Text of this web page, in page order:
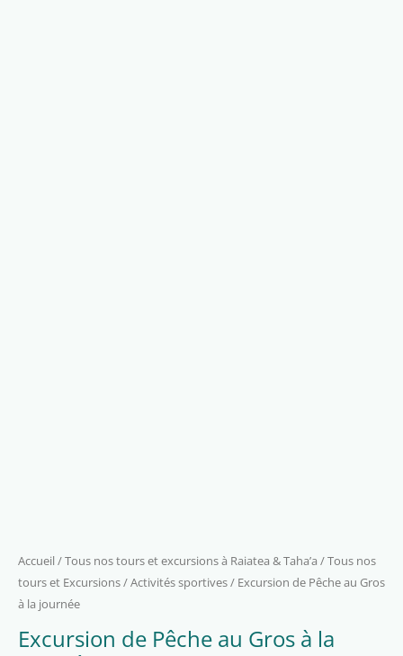
Accueil /Tous nos tours et excursions à Raiatea & Taha’a /Tous nos
tours et Excursions/Activités sportives/ Excursion de Pêche au Gros
à la journée
Excursion de Pêche au Gros à la